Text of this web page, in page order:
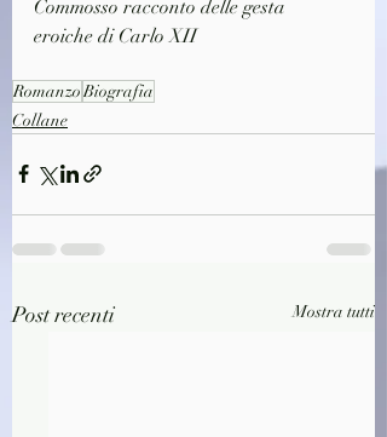
Commosso racconto delle gesta
eroiche di Carlo XII
RomanzoBiografia
Collane
Post recenti Mostra tutti